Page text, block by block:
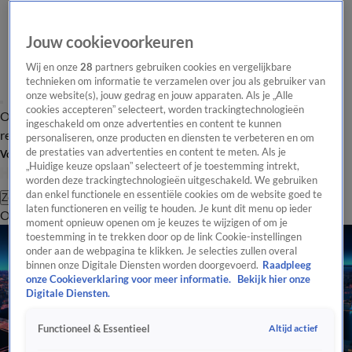
Overzicht Laatste nieuws Regionieuws Het beste van Hart
Tip de
redactie
Volg Hart van Nederland
Zoeken
OverzichtRegioUitzendingenWeerTip de redactiePanelVideo's
Jouw cookievoorkeuren
Wij en onze28 partners gebruiken cookies en vergelijkbare
technieken om informatie te verzamelen over jou als gebruiker van
onze website(s), jouw gedrag en jouw apparaten. Als je „Alle
cookies accepteren” selecteert, worden trackingtechnologieën
ingeschakeld om onze advertenties en content te kunnen
personaliseren, onze producten en diensten te verbeteren en om
de prestaties van advertenties en content te meten. Als je
„Huidige keuze opslaan” selecteert of je toestemming intrekt,
worden deze trackingtechnologieën uitgeschakeld. We gebruiken
dan enkel functionele en essentiële cookies om de website goed te
laten functioneren en veilig te houden. Je kunt dit menu op ieder
moment opnieuw openen om je keuzes te wijzigen of om je
toestemming in te trekken door op de link Cookie-instellingen
onder aan de webpagina te klikken. Je selecties zullen overal
binnen onze Digitale Diensten worden doorgevoerd. Raadpleeg
onze Cookieverklaring voor meer informatie.
Bekijk hier onze
Digitale Diensten.
Functioneel & Essentieel Altijd actief